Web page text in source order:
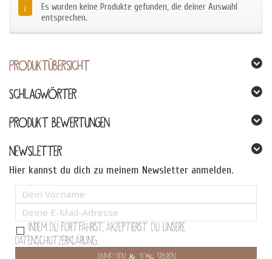
Es wurden keine Produkte gefunden, die deiner Auswahl
entsprechen.
PRODUKTÜBERSICHT
SCHLAGWÖRTER
PRODUKT BEWERTUNGEN
NEWSLETTER
Hier kannst du dich zu meinem Newsletter anmelden.
Indem Du fortfährst, akzeptierst Du unsere
Datenschutzerklärung.